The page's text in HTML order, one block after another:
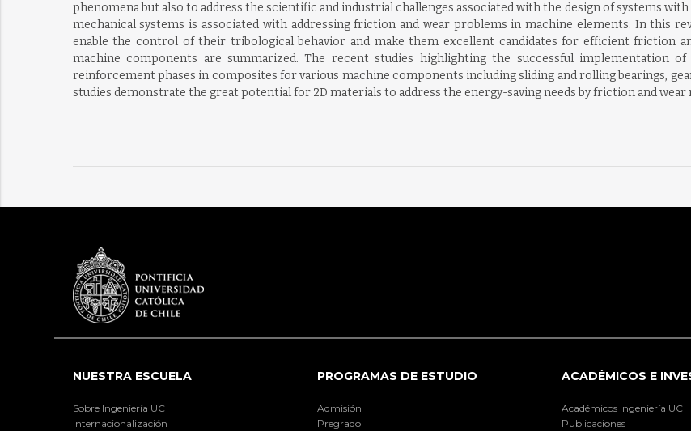
phenomena but also to address the scientific and industrial challenges associated with the design of systems
mechanical systems is associated with addressing friction and wear problems in machine elements. In this
enable the control of their tribological behavior and make them excellent candidates for efficient friction
machine components are summarized. The recent studies highlighting the successful implementation
reinforcement phases in composites for various machine components including sliding and rolling bearings,
studies demonstrate the great potential for 2D materials to address the energy-saving needs by friction and wear
NUESTRA ESCUELA
Sobre Ingeniería UC
Internacionalización
PROGRAMAS DE ESTUDIO
Admisión
Pregrado
ACADÉMICOS E
Académicos Ingeniería UC
Publicaciones